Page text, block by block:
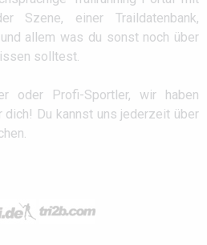
Szene, einer Traildatenbank,
allem was du sonst noch über
solltest.
oder Profi-Sportler, wir haben
Du kannst uns jederzeit über